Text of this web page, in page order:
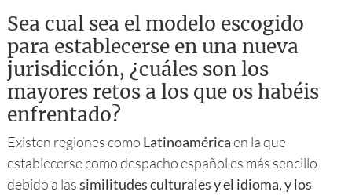
Sea cual sea el modelo escogido
para establecerse en una nueva
jurisdicción, ¿cuáles son los
mayores retos a los que os habéis
enfrentado?
Existen regiones como Latinoaméricaen la que
establecerse como despacho español es más sencillo
debido a lassimilitudes culturales y el idioma, y los